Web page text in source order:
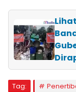
Tag: